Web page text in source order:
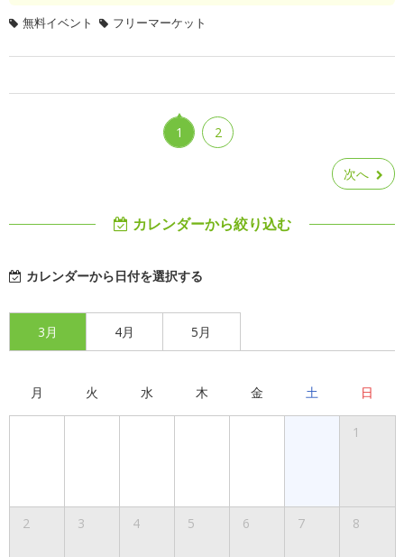
無料イベント フリーマーケット
1 2
次へ
カレンダーから絞り込む
カレンダーから日付を選択する
3月 4月 5月
月 火 水 木 金 土 日
1
2 3 4 5 6 7 8